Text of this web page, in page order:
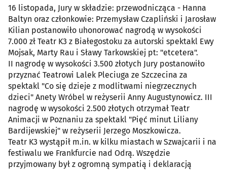
16 listopada, Jury w składzie: przewodnicząca - Hanna
Baltyn oraz członkowie: Przemysław Czapliński i Jarosław
Kilian postanowiło uhonorować nagrodą w wysokości
7.000 zł Teatr K3 z Białegostoku za autorski spektakl Ewy
Mojsak, Marty Rau i Sławy Tarkowskiej pt: "etcetera".
II nagrodę w wysokości 3.500 złotych Jury postanowiło
przyznać Teatrowi Lalek Pleciuga ze Szczecina za
spektakl "Co się dzieje z modlitwami niegrzecznych
dzieci" Anety Wróbel w reżyserii Anny Augustynowicz. III
nagrodę w wysokości 2.500 złotych otrzymał Teatr
Animacji w Poznaniu za spektakl "Pięć minut Liliany
Bardijewskiej" w reżyserii Jerzego Moszkowicza.
Teatr K3 wystąpił m.in. w kilku miastach w Szwajcarii i na
festiwalu we Frankfurcie nad Odrą. Wszędzie
przyjmowany był z ogromną sympatią i deklaracją